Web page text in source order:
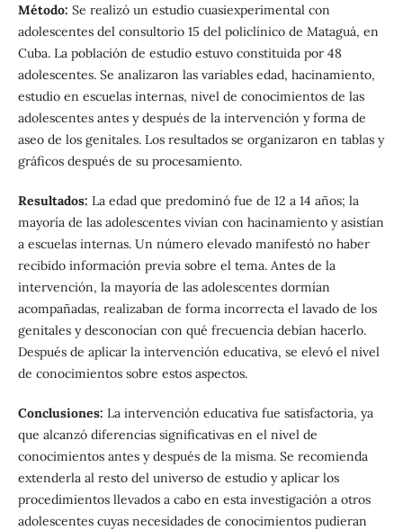
Método: Se realizó un estudio cuasiexperimental con
adolescentes del consultorio 15 del policlínico de Mataguá, en
Cuba. La población de estudio estuvo constituida por 48
adolescentes. Se analizaron las variables edad, hacinamiento,
estudio en escuelas internas, nivel de conocimientos de las
adolescentes antes y después de la intervención y forma de
aseo de los genitales. Los resultados se organizaron en tablas y
gráficos después de su procesamiento.
Resultados: La edad que predominó fue de 12 a 14 años; la
mayoría de las adolescentes vivían con hacinamiento y asistían
a escuelas internas. Un número elevado manifestó no haber
recibido información previa sobre el tema. Antes de la
intervención, la mayoría de las adolescentes dormían
acompañadas, realizaban de forma incorrecta el lavado de los
genitales y desconocían con qué frecuencia debían hacerlo.
Después de aplicar la intervención educativa, se elevó el nivel
de conocimientos sobre estos aspectos.
Conclusiones: La intervención educativa fue satisfactoria, ya
que alcanzó diferencias significativas en el nivel de
conocimientos antes y después de la misma. Se recomienda
extenderla al resto del universo de estudio y aplicar los
procedimientos llevados a cabo en esta investigación a otros
adolescentes cuyas necesidades de conocimientos pudieran